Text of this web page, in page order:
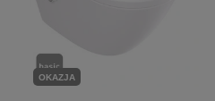
OKAZJA